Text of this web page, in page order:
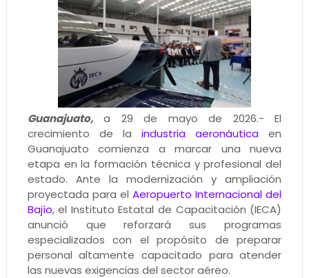
Guanajuato,a 29 de mayo de 2026.- El
crecimiento de la industria aeronáutica en
Guanajuato comienza a marcar una nueva
etapa en la formación técnica y profesional del
estado. Ante la modernización y ampliación
proyectada para el Aeropuerto Internacional del
Bajío, el Instituto Estatal de Capacitación (IECA)
anunció que reforzará sus programas
especializados con el propósito de preparar
personal altamente capacitado para atender
las nuevas exigencias del sector aéreo.